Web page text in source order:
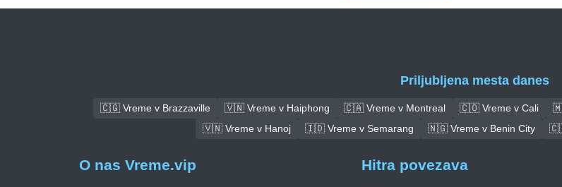
Priljubljena mesta danes
🇨🇬 Vreme v Brazzaville 🇻🇳 Vreme v Haiphong 🇨🇦 Vreme v Montreal 🇨🇴 Vreme v Cali
🇻🇳 Vreme v Hanoj
🇮🇩 Vreme v Semarang 🇳🇬 Vreme v Benin City
O nas Vreme.vip Hitra povezava